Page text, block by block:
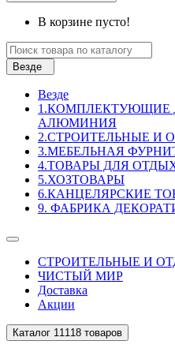
В корзине пусто!
Везде
Везде
1.КОМПЛЕКТУЮЩИЕ
АЛЮМИНИЯ
2.СТРОИТЕЛЬНЫЕ И
3.МЕБЕЛЬНАЯ
4.ТОВАРЫ ДЛЯ
5.ХОЗТОВАРЫ
6.КАНЦЕЛЯРСКИЕ
9. ФАБРИКА
СТРОИТЕЛЬНЫЕ И
ЧИСТЫЙ МИР
Доставка
Акции
Каталог 11118 товаров